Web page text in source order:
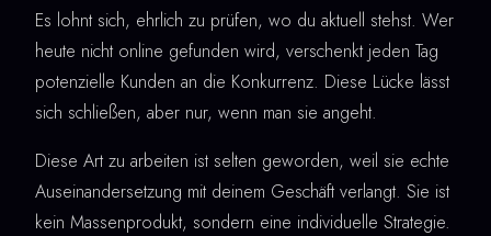
Es lohnt sich, ehrlich zu prüfen, wo du aktuell stehst. Wer
heute nicht online gefunden wird, verschenkt jeden Tag
potenzielle Kunden an die Konkurrenz. Diese Lücke lässt
sich schließen, aber nur, wenn man sie angeht.
Diese Art zu arbeiten ist selten geworden, weil sie echte
Auseinandersetzung mit deinem Geschäft verlangt. Sie ist
kein Massenprodukt, sondern eine individuelle Strategie.